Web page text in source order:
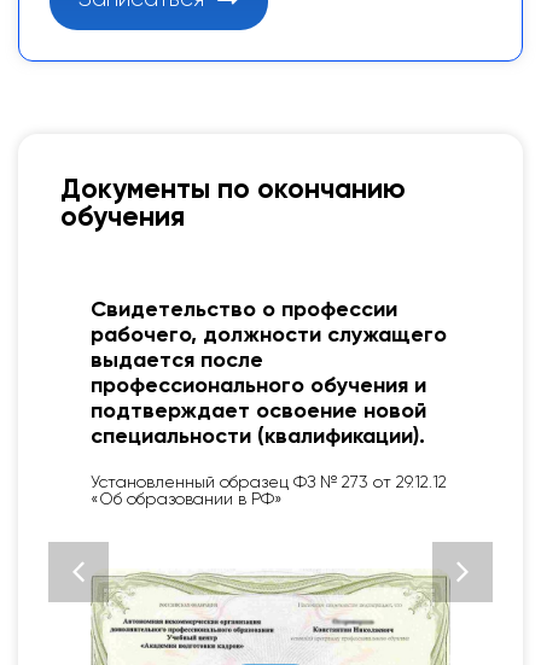
Документы по окончанию
обучения
Свидетельство о профессии
рабочего, должности служащего
выдается после
профессионального обучения и
подтверждает освоение новой
специальности (квалификации).
Установленный образец ФЗ № 273 от 29.12.12
«Об образовании в РФ»